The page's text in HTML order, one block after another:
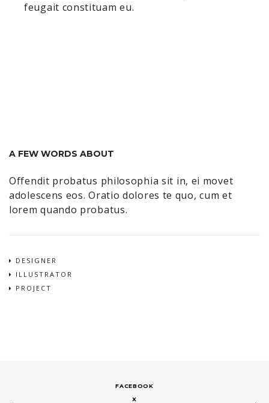
feugait constituam eu.
A FEW WORDS ABOUT
Offendit probatus philosophia sit in, ei movet
adolescens eos. Oratio dolores te quo, cum et
lorem quando probatus.
DESIGNER
ILLUSTRATOR
PROJECT
FACEBOOK
X